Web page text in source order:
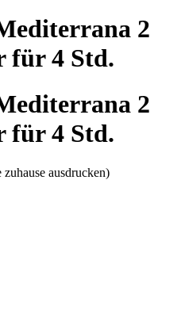
2
für 4 Std.
2
für 4 Std.
ausdrucken)